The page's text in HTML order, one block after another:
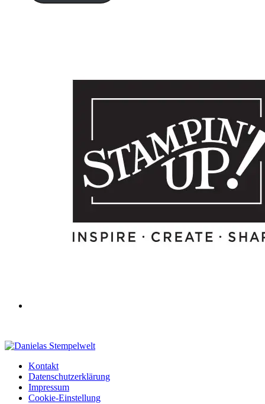
Kontakt
Datenschutzerklärung
Impressum
Cookie-Einstellung